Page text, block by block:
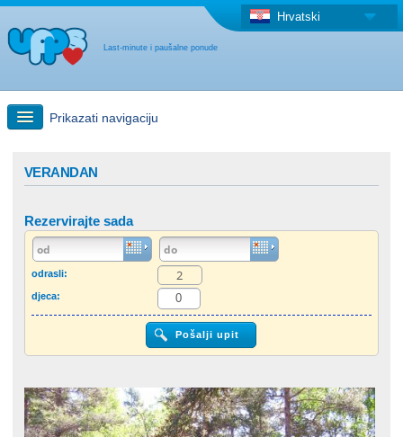
Last-minute i paušalne ponude
Hrvatski
Prikazati navigaciju
"Last Minute"ponuda + Paušalna ponuda
Druga država
VERANDAN
Rezervirajte sada
odrasli:
djeca: